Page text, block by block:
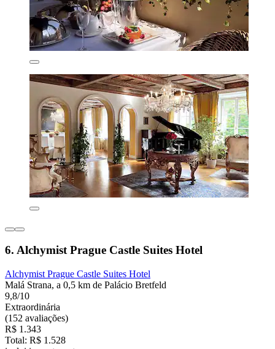
6. Alchymist Prague Castle Suites Hotel
Alchymist Prague Castle Suites Hotel
Malá Strana, a 0,5 km de Palácio Bretfeld
9,8/10
Extraordinária
(152 avaliações)
R$ 1.343
Total: R$ 1.528